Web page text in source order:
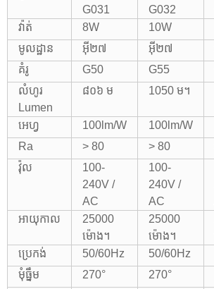
G031
G032
វ៉ាត់ 8W 10W
មូលដ្ឋាន
អ៊ី២៧ អ៊ី២៧
គំរូ
G50 G55
លំហូរ
Lumen
៨០៦ ម 1050 ម។
អេហ្វ 100lm/W 100lm/W
Ra
> 80 > 80
វ៉ុល
100-
240V /
AC
100-
240V /
AC
អាយុកាល
25000
ម៉ោង។
25000
ម៉ោង។
ប្រេកង់
50/60Hz 50/60Hz
មុំធ្នឹម
270° 270°